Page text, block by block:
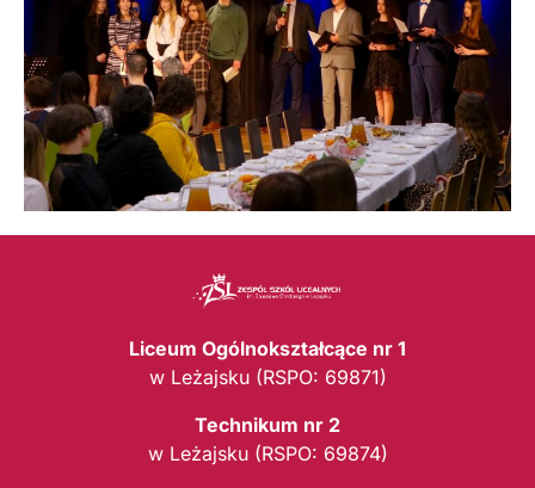
Liceum Ogólnokształcące nr 1
w Leżajsku (RSPO: 69871)
Technikum nr 2
w Leżajsku (RSPO: 69874)